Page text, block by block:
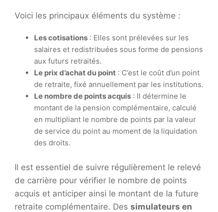
Voici les principaux éléments du système :
Les cotisations : Elles sont prélevées sur les
salaires et redistribuées sous forme de pensions
aux futurs retraités.
Le prix d’achat du point : C’est le coût d’un point
de retraite, fixé annuellement par les institutions.
Le nombre de points acquis : Il détermine le
montant de la pension complémentaire, calculé
en multipliant le nombre de points par la valeur
de service du point au moment de la liquidation
des droits.
Il est essentiel de suivre régulièrement le relevé
de carrière pour vérifier le nombre de points
acquis et anticiper ainsi le montant de la future
retraite complémentaire. Des simulateurs en